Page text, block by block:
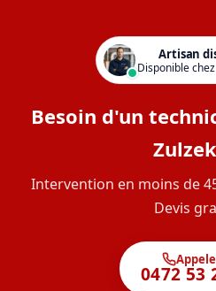
Artisan
Disponible
Besoin d'un
Intervention en moins de
Devis
0472 53